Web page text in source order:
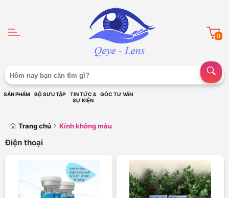
0
SẢN PHẨM BỘ SƯU TẬP
TIN TỨC &
SỰ KIỆN
GÓC TƯ VẤN
Trang chủ Kính không màu
Điện thoại